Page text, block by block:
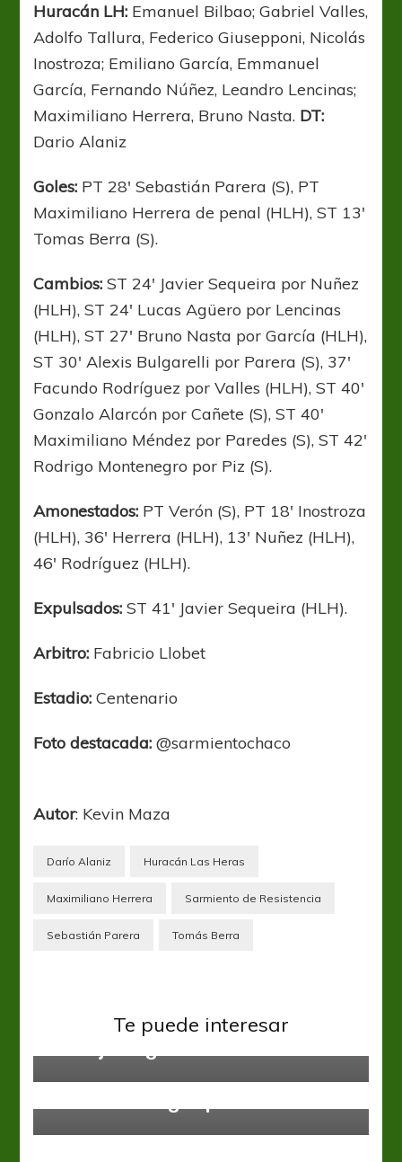
Huracán LH: Emanuel Bilbao; Gabriel Valles,
Adolfo Tallura, Federico Giusepponi, Nicolás
Inostroza; Emiliano García, Emmanuel
García, Fernando Núñez, Leandro Lencinas;
Maximiliano Herrera, Bruno Nasta. DT:
Dario Alaniz
Goles: PT 28′ Sebastián Parera (S), PT
Maximiliano Herrera de penal (HLH), ST 13′
Tomas Berra (S).
Cambios:ST 24′ Javier Sequeira por Nuñez
(HLH), ST 24′ Lucas Agüero por Lencinas
(HLH), ST 27′ Bruno Nasta por García (HLH),
ST 30′ Alexis Bulgarelli por Parera (S), 37′
Facundo Rodríguez por Valles (HLH), ST 40′
Gonzalo Alarcón por Cañete (S), ST 40′
Maximiliano Méndez por Paredes (S), ST 42′
Rodrigo Montenegro por Piz (S).
Amonestados: PT Verón (S), PT 18′ Inostroza
(HLH), 36′ Herrera (HLH), 13′ Nuñez (HLH),
46′ Rodríguez (HLH).
Expulsados:ST 41′ Javier Sequeira (HLH).
Arbitro: Fabricio Llobet
Estadio:Centenario
Foto destacada:@sarmientochaco
Autor: Kevin Maza
Darío Alaniz Huracán Las Heras
Maximiliano Herrera Sarmiento de Resistencia
Sebastián Parera Tomás Berra
Te puede interesar